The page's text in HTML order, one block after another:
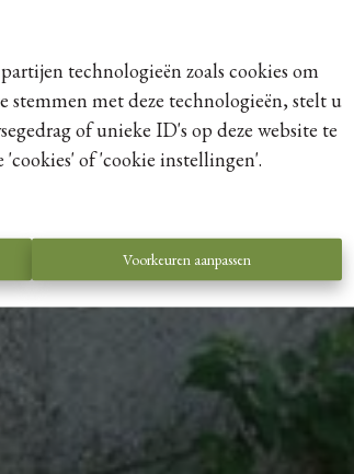
technologieën zoals cookies om
met deze technologieën, stelt u
of unieke ID's op deze website te
of 'cookie instellingen'.
Voorkeuren aanpassen